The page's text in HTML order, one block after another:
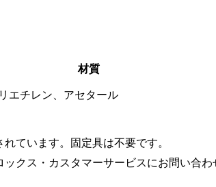
材質
エチレン、アセタール
ています。固定具は不要です。
クス・カスタマーサービスにお問い合わ